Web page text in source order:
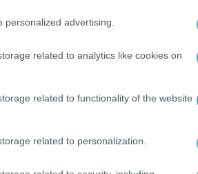
advertising.
related to analytics like cookies on
related to functionality of the website
related to personalization.
προσωρινά ανενεργό
ανάγκη λόγω
σειράς 86-0115,